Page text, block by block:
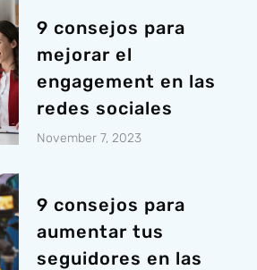
9 consejos para
mejorar el
engagement en las
redes sociales
November 7, 2023
9 consejos para
aumentar tus
seguidores en las